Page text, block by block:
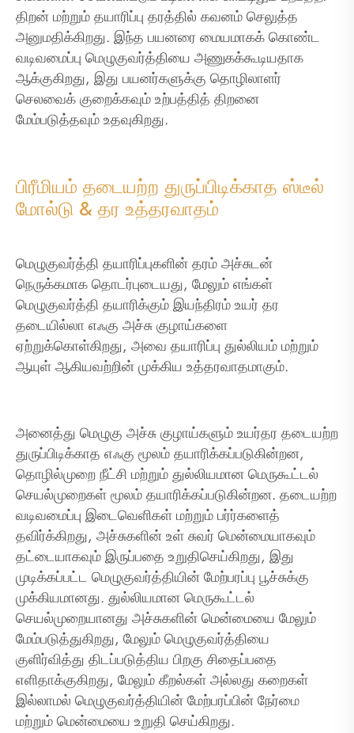
திறன் மற்றும் தயாரிப்பு தரத்தில் கவனம் செலுத்த
அனுமதிக்கிறது. இந்த பயனரை மையமாகக் கொண்ட
வடிவமைப்பு மெழுகுவர்த்தியை அணுகக்கூடியதாக
ஆக்குகிறது, இது பயனர்களுக்கு தொழிலாளர்
செலவைக் குறைக்கவும் உற்பத்தித் திறனை
மேம்படுத்தவும் உதவுகிறது.
பிரீமியம் தடையற்ற துருப்பிடிக்காத ஸ்டீல்
மோல்டு & தர உத்தரவாதம்
மெழுகுவர்த்தி தயாரிப்புகளின் தரம் அச்சுடன்
நெருக்கமாக தொடர்புடையது, மேலும் எங்கள்
மெழுகுவர்த்தி தயாரிக்கும் இயந்திரம் உயர் தர
தடையில்லா எஃகு அச்சு குழாய்களை
ஏற்றுக்கொள்கிறது, அவை தயாரிப்பு துல்லியம் மற்றும்
ஆயுள் ஆகியவற்றின் முக்கிய உத்தரவாதமாகும்.
அனைத்து மெழுகு அச்சு குழாய்களும் உயர்தர தடையற்ற
துருப்பிடிக்காத எஃகு மூலம் தயாரிக்கப்படுகின்றன,
தொழில்முறை நீட்சி மற்றும் துல்லியமான மெருகூட்டல்
செயல்முறைகள் மூலம் தயாரிக்கப்படுகின்றன. தடையற்ற
வடிவமைப்பு இடைவெளிகள் மற்றும் பர்ர்களைத்
தவிர்க்கிறது, அச்சுகளின் உள் சுவர் மென்மையாகவும்
தட்டையாகவும் இருப்பதை உறுதிசெய்கிறது, இது
முடிக்கப்பட்ட மெழுகுவர்த்தியின் மேற்பரப்பு பூச்சுக்கு
முக்கியமானது. துல்லியமான மெருகூட்டல்
செயல்முறையானது அச்சுகளின் மென்மையை மேலும்
மேம்படுத்துகிறது, மேலும் மெழுகுவர்த்தியை
குளிர்வித்து திடப்படுத்திய பிறகு சிதைப்பதை
எளிதாக்குகிறது, மேலும் கீறல்கள் அல்லது கறைகள்
இல்லாமல் மெழுகுவர்த்தியின் மேற்பரப்பின் நேர்மை
மற்றும் மென்மையை உறுதி செய்கிறது.